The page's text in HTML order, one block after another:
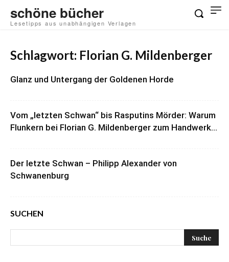
schöne bücher
Lesetipps aus unabhängigen Verlagen
Schlagwort: Florian G. Mildenberger
Glanz und Untergang der Goldenen Horde
Vom „letzten Schwan“ bis Rasputins Mörder: Warum
Flunkern bei Florian G. Mildenberger zum Handwerk...
Der letzte Schwan – Philipp Alexander von
Schwanenburg
SUCHEN